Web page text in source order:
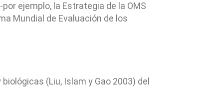
ejemplo, la Estrategia de la OMS
Mundial de Evaluación de los
(Liu, Islam y Gao 2003) del